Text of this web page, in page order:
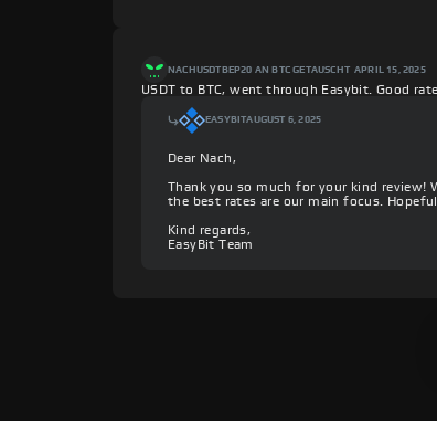
NACH USDTBEP20 AN BTC GETAUSCHT APRIL 15, 2025
USDT to BTC, went through Easybit. Good rate.
EASYBITAUGUST 6, 2025
Dear Nach,
Thank you so much for your kind review!
the best rates are our main focus.
Kind regards,
EasyBit Team